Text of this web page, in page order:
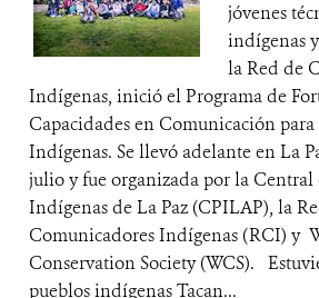
jóvenes
indígenas
la Red de
Indígenas, inició el Programa de
Capacidades en Comunicación
Indígenas. Se llevó adelante en La
julio y fue organizada por la Central
Indígenas de La Paz (CPILAP), la
Comunicadores Indígenas (RCI) y
Conservation Society (WCS).
pueblos indígenas Tacan...